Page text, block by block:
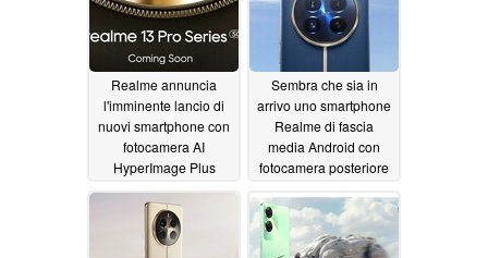
Realme annuncia
l'imminente lancio di
nuovi smartphone con
fotocamera AI
HyperImage Plus
07/02/2024
Sembra che sia in
arrivo uno smartphone
Realme di fascia
media Android con
fotocamera posteriore
processore07/01/2024